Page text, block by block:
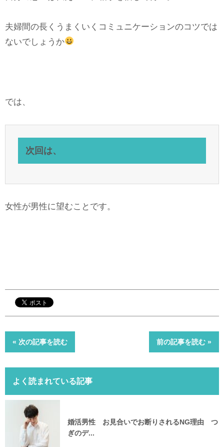
夫婦間の長くうまくいくコミュニケーションのコツでは
ないでしょうか
では、
次回は、
女性が男性に望むことです。
« 次の記事を読む 前の記事を読む »
よく読まれている記事
婚活男性 お見合いでお断りされるNG理由 つ
ぎのデ...